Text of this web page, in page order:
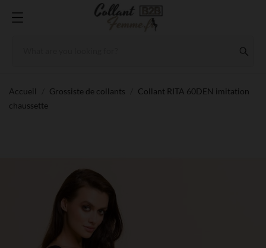
Accueil Grossiste de collants
Collant RITA 60DEN imitation
chaussette